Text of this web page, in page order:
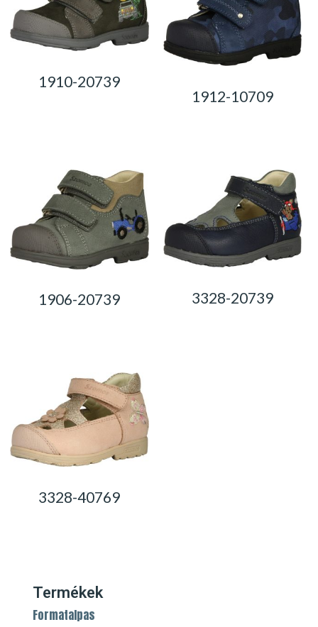
1910-20739
1912-10709
1906-20739 3328-20739
3328-40769
Termékek
Formatalpas